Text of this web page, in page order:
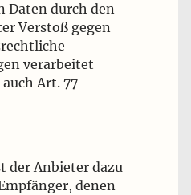
Daten durch den
Verstoß gegen
verarbeitet
Art. 77
der Anbieter dazu
denen